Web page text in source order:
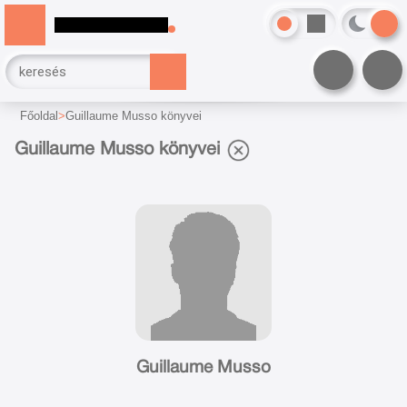
Főoldal Guillaume Musso könyvei
Guillaume Musso könyvei
Guillaume Musso